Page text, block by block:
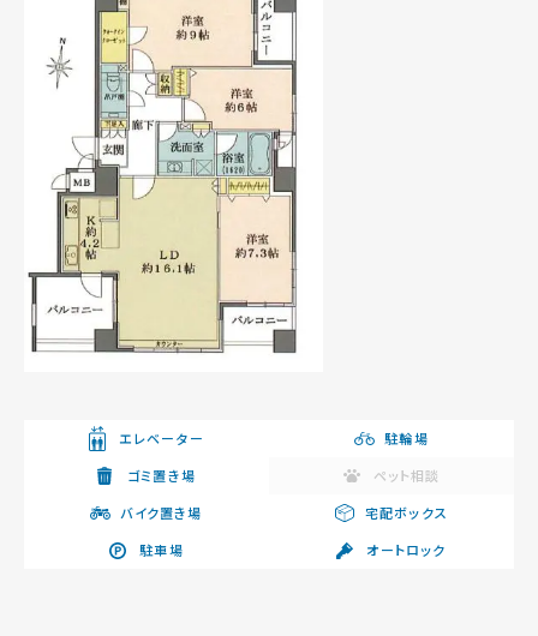
エレベーター
駐輪場
ゴミ置き場
ペット相談
バイク置き場
宅配ボックス
駐車場
オートロック